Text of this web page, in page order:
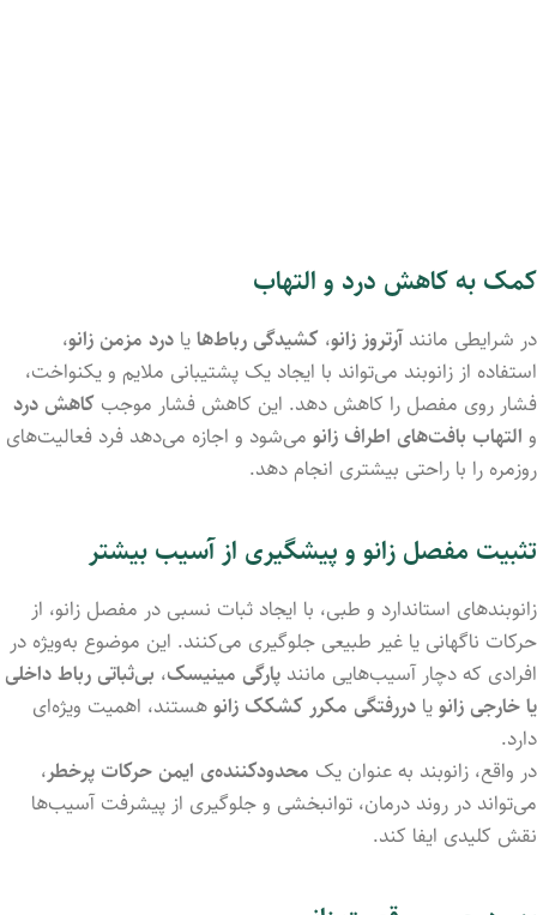
کمک به کاهش درد و التهاب
در شرایطی مانندآرتروز زانو، کشیدگی رباط‌هایا درد مزمن زانو،
استفاده از زانوبند می‌تواند با ایجاد یک پشتیبانی ملایم و یکنواخت،
فشار روی مفصل را کاهش دهد. این کاهش فشار موجب کاهش درد
و التهاب بافت‌های اطراف زانو می‌شود و اجازه می‌دهد فرد فعالیت‌های
روزمره را با راحتی بیشتری انجام دهد.
تثبیت مفصل زانو و پیشگیری از آسیب بیشتر
زانوبندهای استاندارد و طبی، با ایجاد ثبات نسبی در مفصل زانو، از
حرکات ناگهانی یا غیر طبیعی جلوگیری می‌کنند. این موضوع به‌ویژه در
افرادی که دچار آسیب‌هایی مانند پارگی مینیسک، بی‌ثباتی رباط داخلی
یا خارجی زانویا دررفتگی مکرر کشکک زانوهستند، اهمیت ویژه‌ای
دارد.
در واقع، زانوبند به عنوان یک محدودکننده‌ی ایمن حرکات پرخطر،
می‌تواند در روند درمان، توانبخشی و جلوگیری از پیشرفت آسیب‌ها
نقش کلیدی ایفا کند.